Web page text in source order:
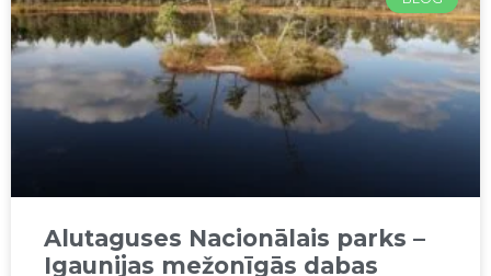
Alutaguses Nacionālais parks –
Igaunijas mežonīgās dabas